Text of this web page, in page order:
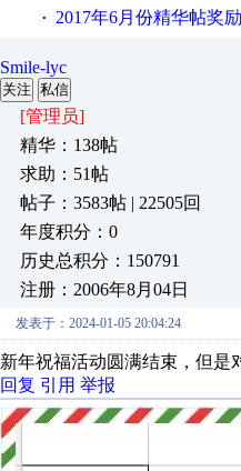
· 2017年6月份精华帖奖
Smile-lyc
关注 私信
[管理员]
精华：138帖
求助：51帖
帖子：3583帖 | 22505回
年度积分：0
历史总积分：150791
注册：2006年8月04日
发表于：2024-01-05 20:04:24
新年祝福活动圆满结束，但是
回复 引用 举报